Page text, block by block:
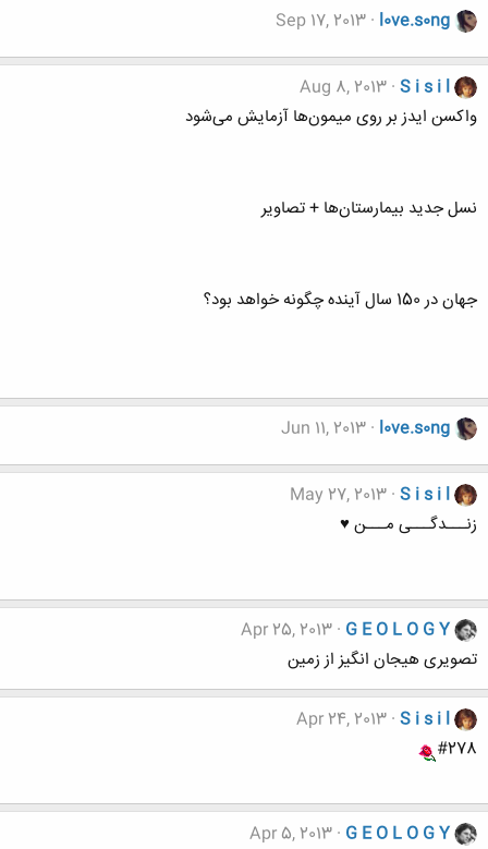
l0ve.s0ng
Sep 17, 2013
S i s i l
Aug 8, 2013
واکسن ایدز بر روی میمون‌ها آزمایش می‌شود
نسل جدید بیمارستان‌ها + تصاویر
جهان در 150 سال آینده چگونه خواهد بود؟
l0ve.s0ng
Jun 11, 2013
S i s i l
May 27, 2013
زنـــدگـــی مـــن ♥
G E O L O G Y
Apr 25, 2013
تصویری هیجان انگیز از زمین
S i s i l
Apr 24, 2013
#278
G E O L O G Y
Apr 5, 2013